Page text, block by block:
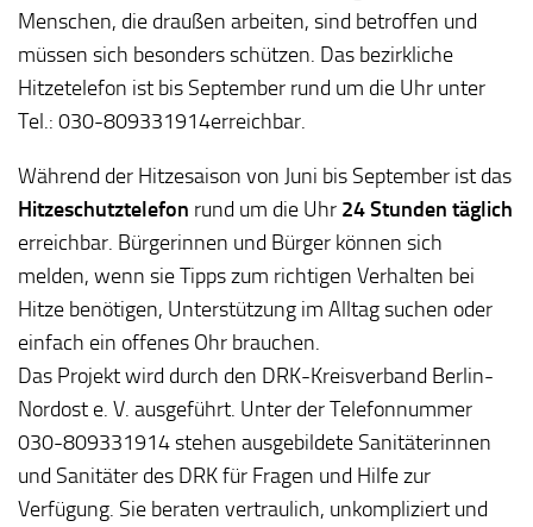
Menschen, die draußen arbeiten, sind betroffen und
müssen sich besonders schützen. Das bezirkliche
Hitzetelefon ist bis September rund um die Uhr unter
Tel.: 030-809331914erreichbar.
Während der Hitzesaison von Juni bis September ist das
Hitzeschutztelefon rund um die Uhr 24 Stunden täglich
erreichbar. Bürgerinnen und Bürger können sich
melden, wenn sie Tipps zum richtigen Verhalten bei
Hitze benötigen, Unterstützung im Alltag suchen oder
einfach ein offenes Ohr brauchen.
Das Projekt wird durch den DRK-Kreisverband Berlin-
Nordost e. V. ausgeführt. Unter der Telefonnummer
030-809331914 stehen ausgebildete Sanitäterinnen
und Sanitäter des DRK für Fragen und Hilfe zur
Verfügung. Sie beraten vertraulich, unkompliziert und